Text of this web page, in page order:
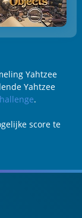
Yahtzee
Yahtzee
.
score te